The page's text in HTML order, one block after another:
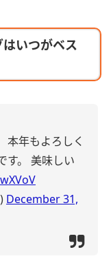
いつがベス
本年もよろしく
。
美味しい
December 31,